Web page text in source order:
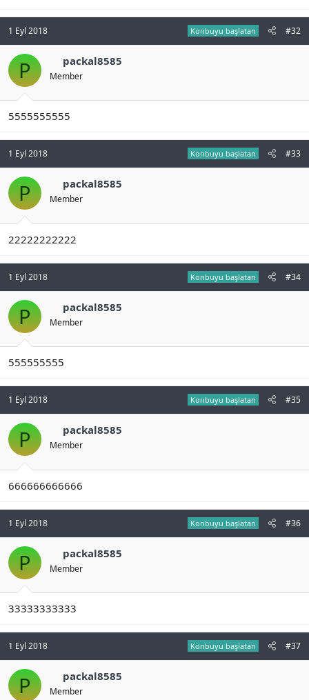
1 Eyl 2018 Konbuyu başlatan #32
P packal8585
Member
5555555555
1 Eyl 2018 Konbuyu başlatan #33
P packal8585
Member
22222222222
1 Eyl 2018 Konbuyu başlatan #34
P packal8585
Member
555555555
1 Eyl 2018 Konbuyu başlatan #35
P packal8585
Member
666666666666
1 Eyl 2018 Konbuyu başlatan #36
P packal8585
Member
33333333333
1 Eyl 2018 Konbuyu başlatan #37
P packal8585
Member